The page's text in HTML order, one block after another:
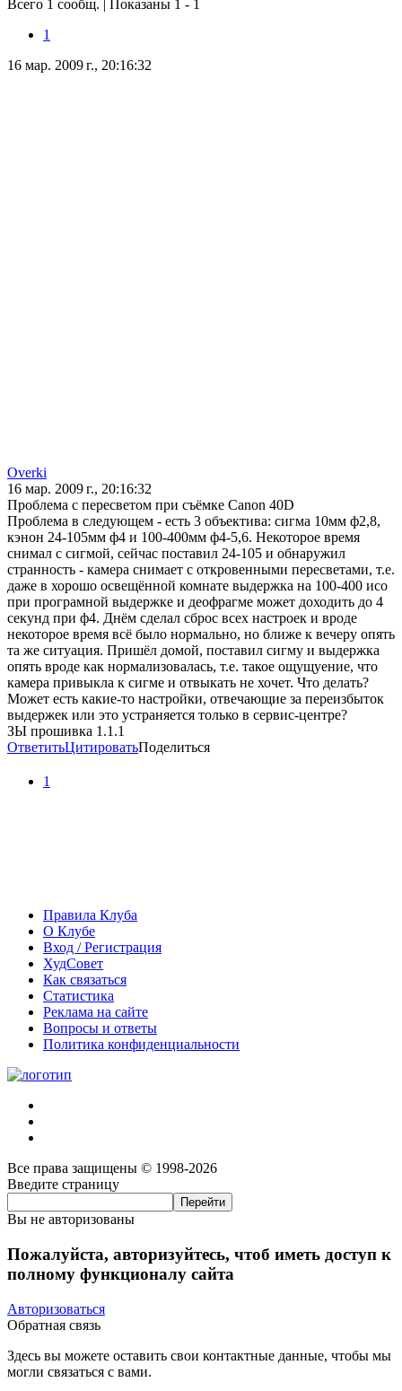
Всего 1 сообщ. | Показаны 1 - 1
1
16 мар. 2009 г., 20:16:32
Overki
16 мар. 2009 г., 20:16:32
Проблема с пересветом при съёмке Canon 40D
Проблема в следующем - есть 3 объектива: сигма 10мм ф2,8,
кэнон 24-105мм ф4 и 100-400мм ф4-5,6. Некоторое время
снимал с сигмой, сейчас поставил 24-105 и обнаружил
странность - камера снимает с откровенными пересветами, т.е.
даже в хорошо освещённой комнате выдержка на 100-400 исо
при програмной выдержке и деофрагме может доходить до 4
секунд при ф4. Днём сделал сброс всех настроек и вроде
некоторое время всё было нормально, но ближе к вечеру опять
та же ситуация. Пришёл домой, поставил сигму и выдержка
опять вроде как нормализовалась, т.е. такое ощущуение, что
камера привыкла к сигме и отвыкать не хочет. Что делать?
Может есть какие-то настройки, отвечающие за переизбыток
выдержек или это устраняется только в сервис-центре?
ЗЫ прошивка 1.1.1
ОтветитьЦитироватьПоделиться
1
Правила Клуба
О Клубе
Вход / Регистрация
ХудСовет
Как связаться
Статистика
Реклама на сайте
Вопросы и ответы
Политика конфиденциальности
Все права защищены © 1998-2026
Введите страницу
Вы не авторизованы
Пожалуйста, авторизуйтесь, чтоб иметь доступ к
полному функционалу сайта
Авторизоваться
Обратная связь
Здесь вы можете оставить свои контактные данные, чтобы мы
могли связаться с вами.